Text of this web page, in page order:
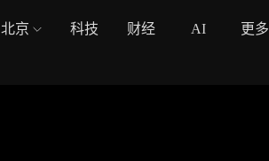
北京 科技 财经 AI 更多